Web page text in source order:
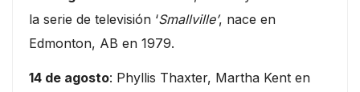
la serie de televisión ‘Smallville’, nace en
Edmonton, AB en 1979.
14 de agosto: Phyllis Thaxter, Martha Kent en